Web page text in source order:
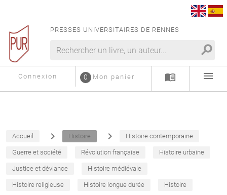
PRESSES UNIVERSITAIRES DE RENNES
search
Connexion Mon panier
0 menu_book menu
Accueil navigate_next Histoire navigate_next Histoire contemporaine
Guerre et société Révolution française Histoire urbaine
Justice et déviance Histoire médiévale
Histoire religieuse Histoire longue durée Histoire